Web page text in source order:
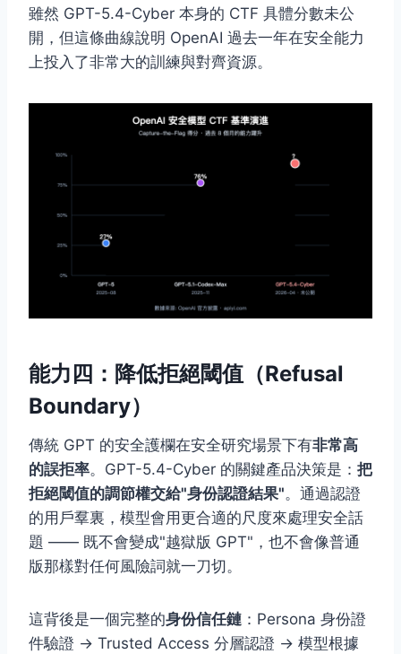
雖然 GPT-5.4-Cyber 本身的 CTF 具體分數未公
開，但這條曲線說明 OpenAI 過去一年在安全能力
上投入了非常大的訓練與對齊資源。
能力四：降低拒絕閾值（Refusal
Boundary）
傳統 GPT 的安全護欄在安全研究場景下有非常高
的誤拒率。GPT-5.4-Cyber 的關鍵產品決策是： 把
拒絕閾值的調節權交給"身份認證結果"。通過認證
的用戶羣裏，模型會用更合適的尺度來處理安全話
題 —— 既不會變成"越獄版 GPT"，也不會像普通
版那樣對任何風險詞就一刀切。
這背後是一個完整的身份信任鏈 ：Persona 身份證
件驗證 → Trusted Access 分層認證 → 模型根據